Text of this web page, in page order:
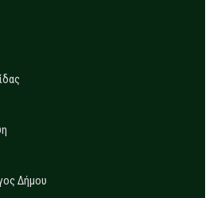
Δήμου